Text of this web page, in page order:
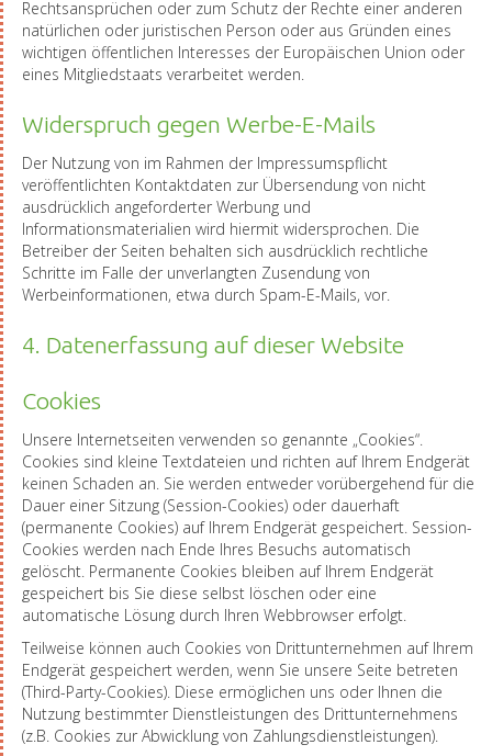
Rechtsansprüchen oder zum Schutz der Rechte einer anderen
natürlichen oder juristischen Person oder aus Gründen eines
wichtigen öffentlichen Interesses der Europäischen Union oder
eines Mitgliedstaats verarbeitet werden.
Widerspruch gegen Werbe-E-Mails
Der Nutzung von im Rahmen der Impressumspflicht
veröffentlichten Kontaktdaten zur Übersendung von nicht
ausdrücklich angeforderter Werbung und
Informationsmaterialien wird hiermit widersprochen. Die
Betreiber der Seiten behalten sich ausdrücklich rechtliche
Schritte im Falle der unverlangten Zusendung von
Werbeinformationen, etwa durch Spam-E-Mails, vor.
4. Datenerfassung auf dieser Website
Cookies
Unsere Internetseiten verwenden so genannte „Cookies“.
Cookies sind kleine Textdateien und richten auf Ihrem Endgerät
keinen Schaden an. Sie werden entweder vorübergehend für die
Dauer einer Sitzung (Session-Cookies) oder dauerhaft
(permanente Cookies) auf Ihrem Endgerät gespeichert. Session-
Cookies werden nach Ende Ihres Besuchs automatisch
gelöscht. Permanente Cookies bleiben auf Ihrem Endgerät
gespeichert bis Sie diese selbst löschen oder eine
automatische Lösung durch Ihren Webbrowser erfolgt.
Teilweise können auch Cookies von Drittunternehmen auf Ihrem
Endgerät gespeichert werden, wenn Sie unsere Seite betreten
(Third-Party-Cookies). Diese ermöglichen uns oder Ihnen die
Nutzung bestimmter Dienstleistungen des Drittunternehmens
(z.B. Cookies zur Abwicklung von Zahlungsdienstleistungen).